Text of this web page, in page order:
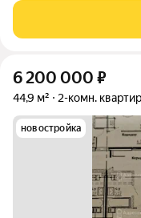
трёхэтажного
44,6 кв. м, из которых
6 200 000 ₽
44,9 м² 2-комн.
новостройка